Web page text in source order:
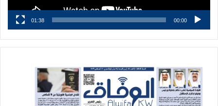
00:00
01:38